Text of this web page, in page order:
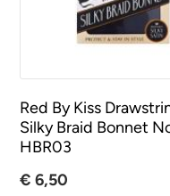
Red By Kiss
Silky Braid Bonnet
HBR03
€ 6,50